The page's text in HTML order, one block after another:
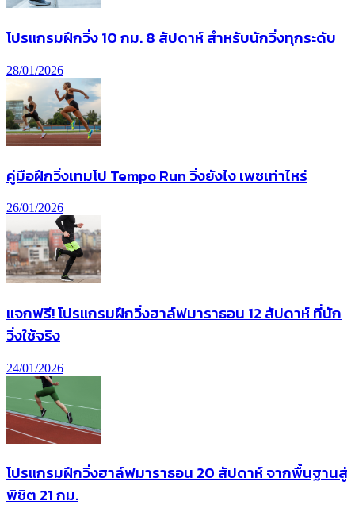
โปรแกรมฝึกวิ่ง 10 กม. 8 สัปดาห์ สำหรับนักวิ่งทุกระดับ
28/01/2026
คู่มือฝึกวิ่งเทมโป Tempo Run วิ่งยังไง เพซเท่าไหร่
26/01/2026
แจกฟรี! โปรแกรมฝึกวิ่งฮาล์ฟมาราธอน 12 สัปดาห์ ที่นัก
วิ่งใช้จริง
24/01/2026
โปรแกรมฝึกวิ่งฮาล์ฟมาราธอน 20 สัปดาห์ จากพื้นฐานสู่
พิชิต 21 กม.